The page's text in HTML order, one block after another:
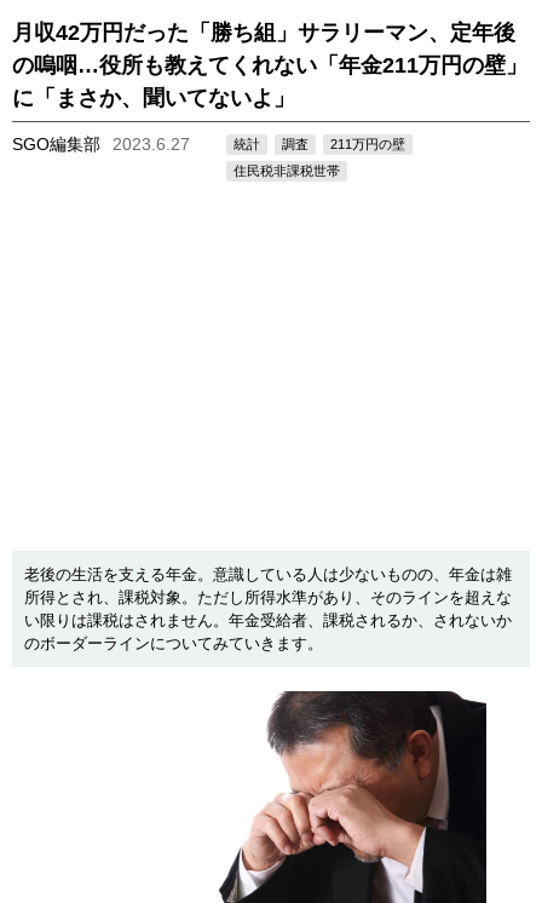
月収42万円だった「勝ち組」サラリーマン、定年後
の嗚咽…役所も教えてくれない「年金211万円の壁」
に「まさか、聞いてないよ」
SGO編集部 2023.6.27 統計 調査
211万円の壁
住民税非課税世帯
老後の生活を支える年金。意識している人は少ないものの、年金は雑
所得とされ、課税対象。ただし所得水準があり、そのラインを超えな
い限りは課税はされません。年金受給者、課税されるか、されないか
のボーダーラインについてみていきます。